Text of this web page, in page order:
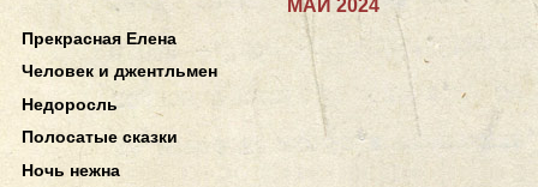
МАЙ 2024
Прекрасная Елена
Человек и джентльмен
Недоросль
Полосатые сказки
Ночь нежна